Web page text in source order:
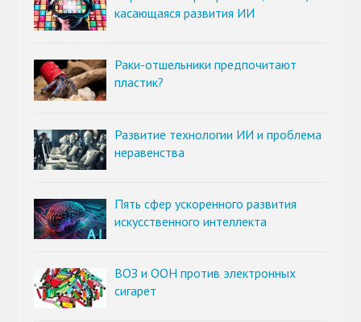
касающаяся развития ИИ
Раки-отшельники предпочитают
пластик?
Развитие технологии ИИ и проблема
неравенства
Пять сфер ускоренного развития
искусственного интеллекта
ВОЗ и ООН против электронных
сигарет